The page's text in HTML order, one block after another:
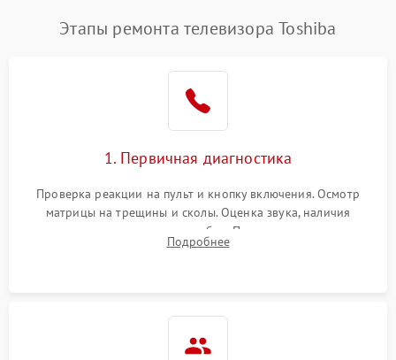
Сеть и подключения
Этапы ремонта телевизора Toshiba
1. Первичная диагностика
Проверка реакции на пульт и кнопку включения. Осмотр
матрицы на трещины и сколы. Оценка звука, наличия
подсветки и индикаторов ошибок. Подключение тестовых
источников сигнала для выявления симптомов поломки.
Подробнее